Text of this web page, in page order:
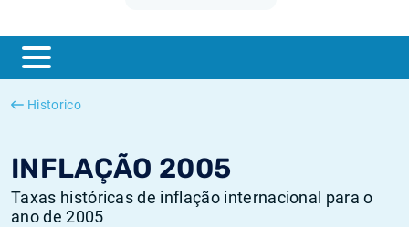
Historico
INFLAÇÃO 2005
Taxas históricas de inflação internacional para o
ano de 2005
ESTER
SONIA
Inflação Estados Unidos
Inflação Europa
Taxas SONIA históricas
Taxas TONAR históricas